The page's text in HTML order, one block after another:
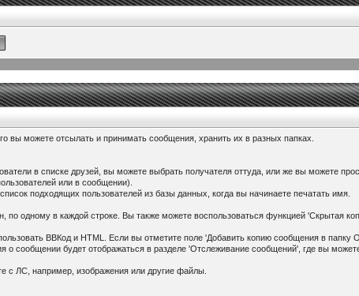
можете отсылать и принимать сообщения, хранить их в разных папках.
в списке друзей, вы можете выбрать получателя оттуда, или же вы можете
или в сообщении).
подходящих пользователей из базы данных, когда вы начинаете печатать имя.
одному в каждой строке. Вы также можете воспользоваться функцией 'Скрытая
ВВКод и HTML. Если вы отметите поле 'Добавить копию сообщения в папку
сообщении будет отображаться в разделе 'Отслеживание сообщений', где вы
с ЛС, например, изображения или другие файлы.